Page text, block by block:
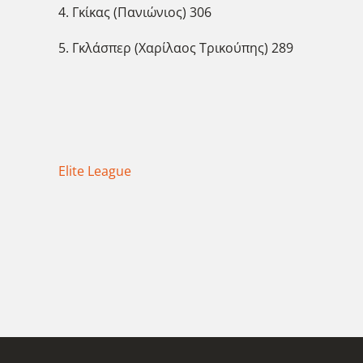
4. Γκίκας (Πανιώνιος) 306
5. Γκλάσπερ (Χαρίλαος Τρικούπης) 289
Elite League